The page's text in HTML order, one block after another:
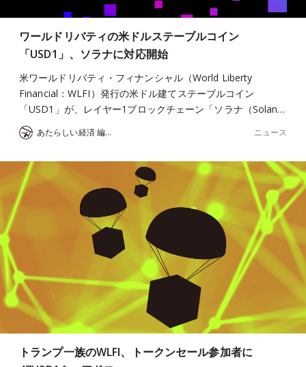
ワールドリバティの米ドルステーブルコイン
「USD1」、ソラナに対応開始
米ワールドリバティ・フィナンシャル（World Liberty
Financial：WLFI）発行の米ドル建てステーブルコイン
「USD1」が、レイヤー1ブロックチェーン「ソラナ（Solan…
あたらしい経済 編集部 ニュース
トランプ一族のWLFI、トークンセール参加者に